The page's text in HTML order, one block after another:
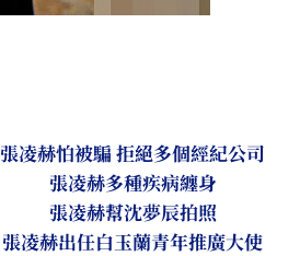
張凌赫怕被騙 拒絕多個經紀公司
張凌赫多種疾病纏身
張凌赫幫沈夢辰拍照
張凌赫出任白玉蘭青年推廣大使